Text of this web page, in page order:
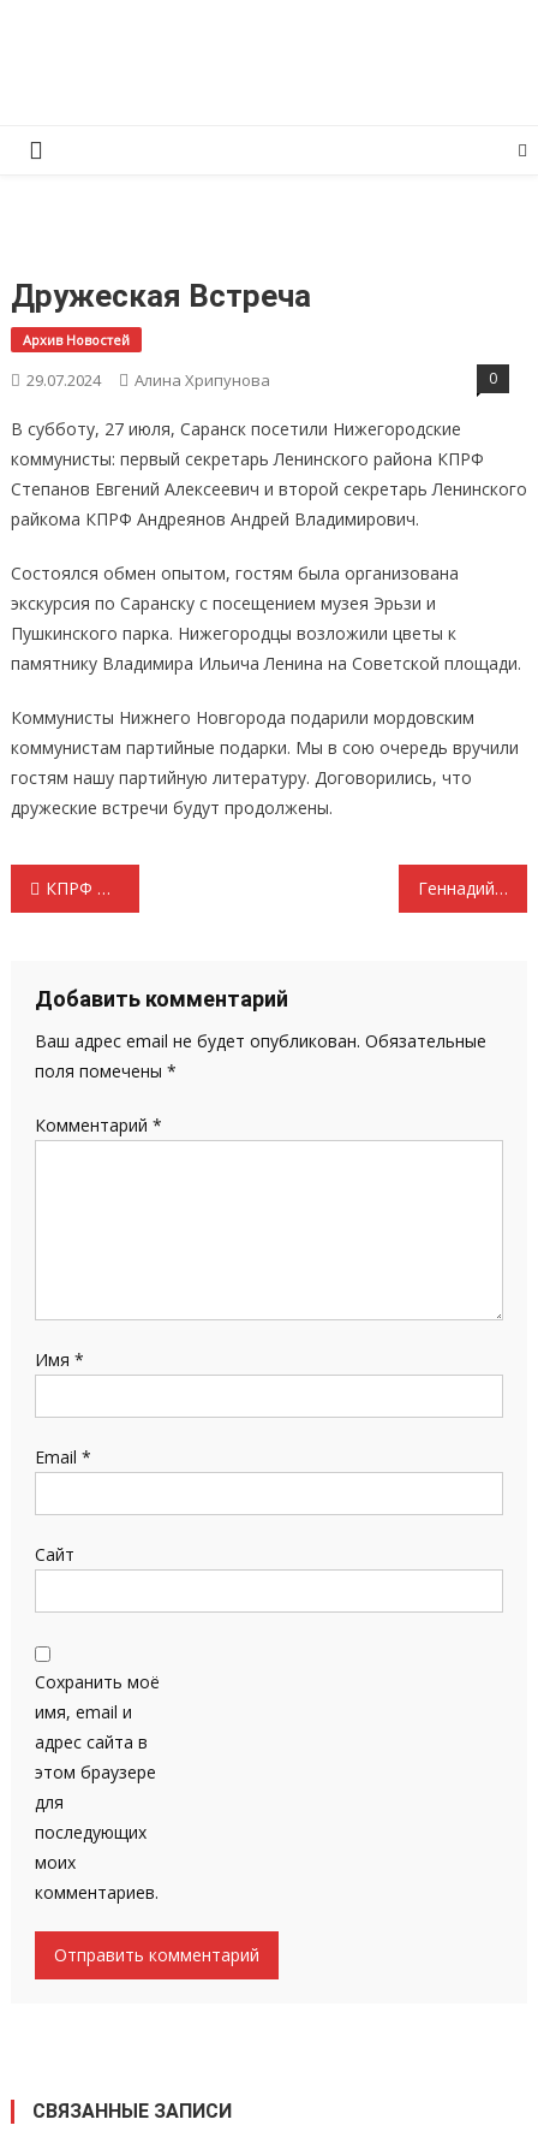
Дружеская Встреча
Архив Новостей
29.07.2024 Алина Хрипунова 0
В субботу, 27 июля, Саранск посетили Нижегородские
коммунисты: первый секретарь Ленинского района КПРФ
Степанов Евгений Алексеевич и второй секретарь Ленинского
райкома КПРФ Андреянов Андрей Владимирович.
Состоялся обмен опытом, гостям была организована
экскурсия по Саранску с посещением музея Эрьзи и
Пушкинского парка. Нижегородцы возложили цветы к
памятнику Владимира Ильича Ленина на Советской площади.
Коммунисты Нижнего Новгорода подарили мордовским
коммунистам партийные подарки. Мы в сою очередь вручили
гостям нашу партийную литературу. Договорились, что
дружеские встречи будут продолжены.
Навигация
записям
КПРФ отправила на Донбасс очередной 127-й гуманитарный конвой Геннадий Зюганов: «Прожиточный минимум 19 242 рубля — это жалкое, полунищее существование!»
Добавить комментарий
Ваш адрес email не будет опубликован. Обязательные
поля помечены *
Комментарий *
Имя *
Email *
Сайт
Сохранить моё
имя, email и
адрес сайта в
этом браузере
для
последующих
моих
комментариев.
СВЯЗАННЫЕ ЗАПИСИ